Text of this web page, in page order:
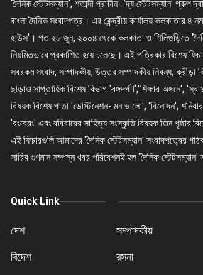
'দৈনিক স্টেটসম্যান', শতাব্দী প্রাচীন- 'দ্য স্টেটসম্যান' গ্রুপ
বাংলা দৈনিক সংবাদপত্র। এর কেন্দ্রীয় কার্যালয় কলকাতার ৪
হাউস'। গত ২৮ জুন, ২০০৪ থেকে কলকাতা ও শিলিগুড়িতে
নিয়মিতভাবে প্রকাশিত হয়ে চলেছে। এই পত্রিকার বিশেষ
সবরকম সংবাদ, সম্পাদকীয়, উত্তর সম্পাদকীয় নিবন্ধ, ক্রীড়া
ছাড়াও সাপ্তাহিক বিশেষ বিভাগ 'বঙ্গদর্পণ','শিক্ষার অঙ্গনে',
বিষয়ক বিশেষ পাতা 'ডেস্টিনেশন- মন ভালো', 'বিনোদন',
'রংবেরং' এবং রবিবারের সাহিত্য সংস্কৃতি বিষয়ক তিন পৃষ্ঠার
এই ফিচারগুলি আমাদের 'দৈনিক স্টেটসম্যান' সংবাদপত্রের
সারির গুণমান সম্পন্ন খবর পরিবেশনই হল 'দৈনিক
Quick Link
দেশ
বিদেশ
সম্পাদকীয়
রসনা